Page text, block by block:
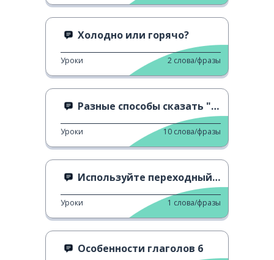
Холодно или горячо?
Уроки 2 слова/фразы
Разные способы сказать "Мне это нравится "
Уроки 10 слова/фразы
Используйте переходный переход
Уроки 1 слова/фразы
Особенности глаголов 6